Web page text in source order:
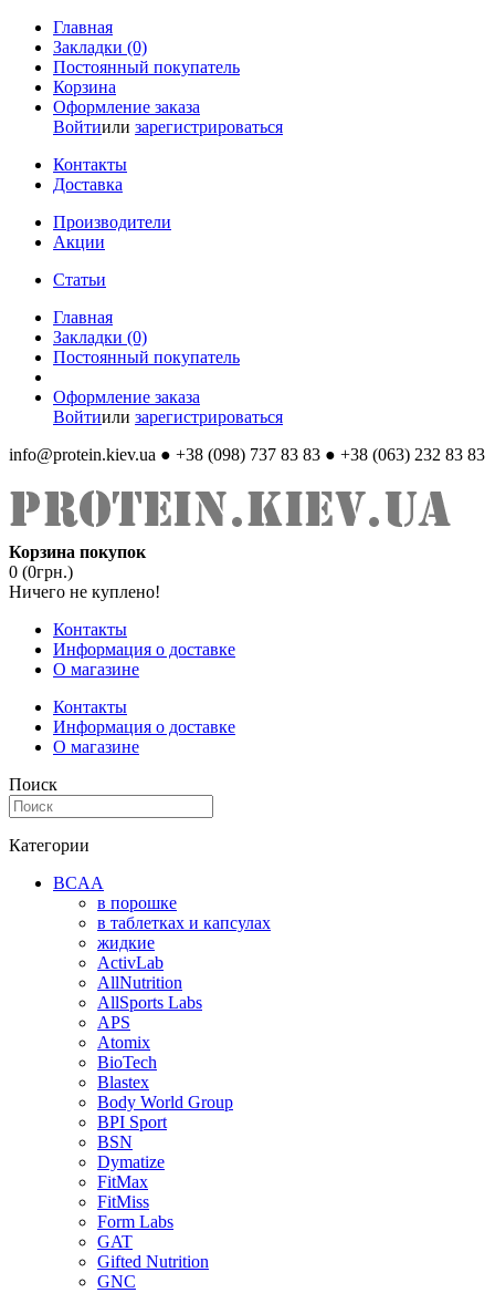
Главная
Закладки (0)
Постоянный покупатель
Корзина
Оформление заказа
Войтиили зарегистрироваться
Контакты
Доставка
Производители
Акции
Статьи
Главная
Закладки (0)
Постоянный покупатель
Оформление заказа
Войтиили зарегистрироваться
info@protein.kiev.ua ● +38 (098) 737 83 83 ● +38 (063) 232 83 83
Корзина покупок
0 (0грн.)
Ничего не куплено!
Контакты
Информация о доставке
О магазине
Контакты
Информация о доставке
О магазине
Поиск
Категории
BCAA
в порошке
в таблетках и капсулах
жидкие
ActivLab
AllNutrition
AllSports Labs
APS
Atomix
BioTech
Blastex
Body World Group
BPI Sport
BSN
Dymatize
FitMax
FitMiss
Form Labs
GAT
Gifted Nutrition
GNC